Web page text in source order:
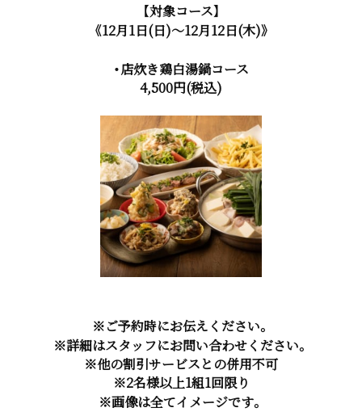
【対象コース】
《12月1日(日)～12月12日(木)》
・店炊き鶏白湯鍋コース
4,500円(税込)
※ご予約時にお伝えください。
※詳細はスタッフにお問い合わせください。
※他の割引サービスとの併用不可
※2名様以上1組1回限り
※画像は全てイメージです。